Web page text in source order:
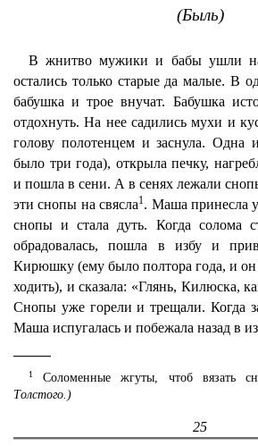
(Быль)
В жнитво мужики и бабы ушли
остались только старые да малые. В
бабушка и трое внучат. Бабушка
отдохнуть. На нее садились мухи и
голову полотенцем и заснула. Одна
было три года), открыла печку,
и пошла в сени. А в сенях лежали
эти снопы на свясла1. Маша принесла
снопы и стала дуть. Когда солома
обрадовалась, пошла в избу и
Кирюшку (ему было полтора года, и он
ходить), и сказала: «Глянь, Килюска,
Снопы уже горели и трещали. Когда
Маша испугалась и побежала назад в
1Соломенные жгуты, чтоб вязать
Толстого.)
25